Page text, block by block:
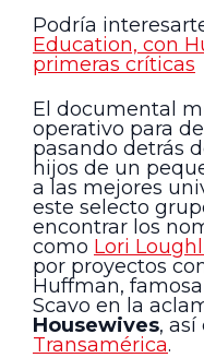
Podría
Education, con
primeras críticas
El documental
operativo para
pasando detrás
hijos de un
a las mejores
este selecto
encontrar los
como Lori
por proyectos
Huffman,
Scavo en la
Housewives,
Transamérica.